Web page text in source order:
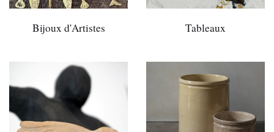
Bijoux d'Artistes Tableaux